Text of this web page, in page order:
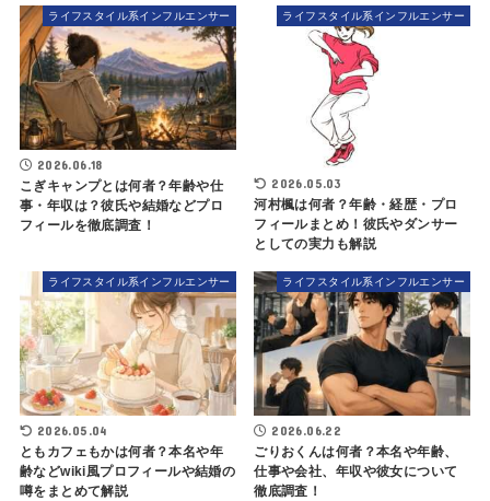
ライフスタイル系インフルエンサー
2026.06.18
こぎキャンプとは何者？年齢や仕
事・年収は？彼氏や結婚などプロ
フィールを徹底調査！
ライフスタイル系インフルエンサー
2026.05.03
河村楓は何者？年齢・経歴・プロ
フィールまとめ！彼氏やダンサー
としての実力も解説
ライフスタイル系インフルエンサー
2026.05.04
ともカフェもかは何者？本名や年
齢などwiki風プロフィールや結婚の
噂をまとめて解説
ライフスタイル系インフルエンサー
2026.06.22
ごりおくんは何者？本名や年齢、
仕事や会社、年収や彼女について
徹底調査！